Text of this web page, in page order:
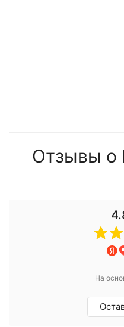
Отзывы о
На